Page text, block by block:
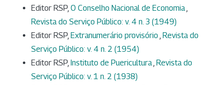
Editor RSP, O Conselho Nacional de Economia,
Revista do Serviço Público: v. 4 n. 3 (1949)
Editor RSP, Extranumerário provisório , Revista do
Serviço Público: v. 4 n. 2 (1954)
Editor RSP, Instituto de Puericultura, Revista do
Serviço Público: v. 1 n. 2 (1938)